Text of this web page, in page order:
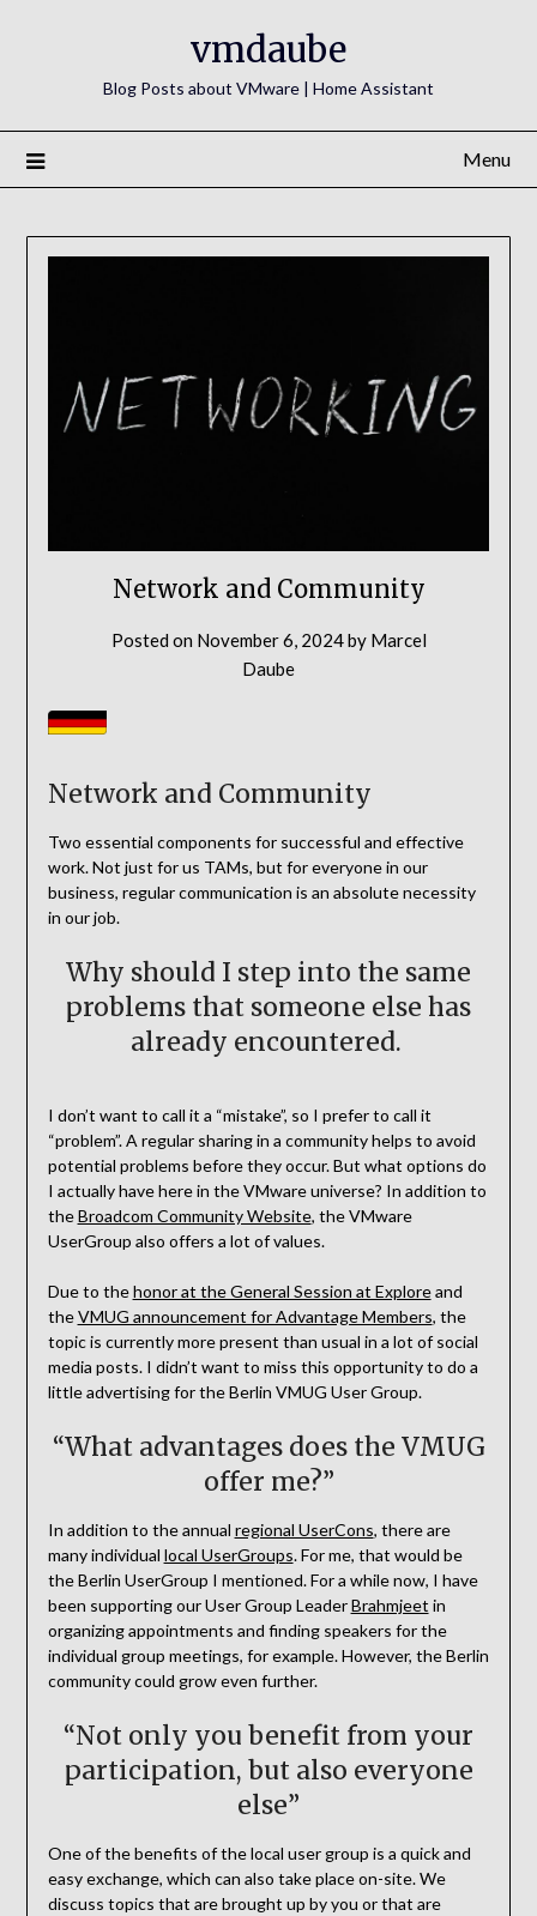
vmdaube
Blog Posts about VMware | Home Assistant
Menu
Network and Community
Posted on November 6, 2024by Marcel
Daube
Network and Community
Two essential components for successful and effective
work. Not just for us TAMs, but for everyone in our
business, regular communication is an absolute necessity
in our job.
Why should I step into the same
problems that someone else has
already encountered.
I don’t want to call it a “mistake”, so I prefer to call it
“problem”. A regular sharing in a community helps to avoid
potential problems before they occur. But what options do
I actually have here in the VMware universe? In addition to
theBroadcom Community Website, the VMware
UserGroup also offers a lot of values.
Due to thehonor at the General Session at Exploreand
theVMUG announcement for Advantage Members, the
topic is currently more present than usual in a lot of social
media posts. I didn’t want to miss this opportunity to do a
little advertising for the Berlin VMUG User Group.
“What advantages does the VMUG
offer me?”
In addition to the annual regional UserCons, there are
many individual local UserGroups. For me, that would be
the Berlin UserGroup I mentioned. For a while now, I have
been supporting our User Group LeaderBrahmjeet in
organizing appointments and finding speakers for the
individual group meetings, for example. However, the Berlin
community could grow even further.
“Not only you benefit from your
participation, but also everyone
else”
One of the benefits of the local user group is a quick and
easy exchange, which can also take place on-site. We
discuss topics that are brought up by you or that are